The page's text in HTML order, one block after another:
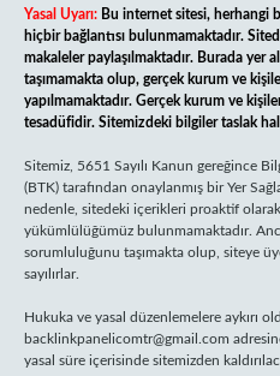
Yasal Uyarı: Bu internet sitesi, herhangi
hiçbir bağlantısı bulunmamaktadır.
makaleler paylaşılmaktadır. Burada yer
taşımamakta olup, gerçek kurum ve
yapılmamaktadır. Gerçek kurum ve
tesadüfidir. Sitemizdeki bilgiler taslak
Sitemiz, 5651 Sayılı Kanun gereğince
(BTK) tarafından onaylanmış bir Yer
nedenle, sitedeki içerikleri proaktif
yükümlülüğümüz bulunmamaktadır.
sorumluluğunu taşımakta olup, siteye
sayılırlar.
Hukuka ve yasal düzenlemelere aykırı
backlinkpanelicomtr@gmail.com
yasal süre içerisinde sitemizden